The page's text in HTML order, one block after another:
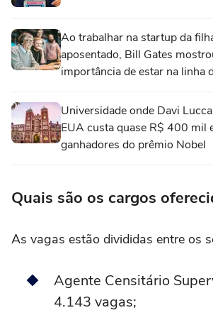
Ao trabalhar na startup da
aposentado, Bill Gates
importância de estar na linha
Universidade onde Davi
EUA custa quase R$ 400 mil
ganhadores do prêmio Nobel
Quais são os cargos
As vagas estão divididas entre os
Agente Censitário
4.143 vagas;